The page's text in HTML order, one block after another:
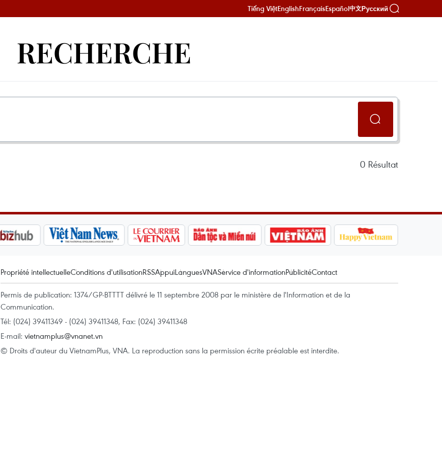
Tiếng ViệtEnglishFrançaisEspañol中文Русский
RECHERCHE
0 Résultat
Propriété intellectuelleConditions d'utilisationRSSAppuiLanguesVNAService d'informationPublicitéContact
Permis de publication: 1374/GP-BTTTT délivré le 11 septembre 2008 par le ministère de l'Information et de la
Communication.
Tél: (024) 39411349 - (024) 39411348, Fax: (024) 39411348
E-mail: vietnamplus@vnanet.vn
© Droits d'auteur du VietnamPlus, VNA. La reproduction sans la permission écrite préalable est interdite.